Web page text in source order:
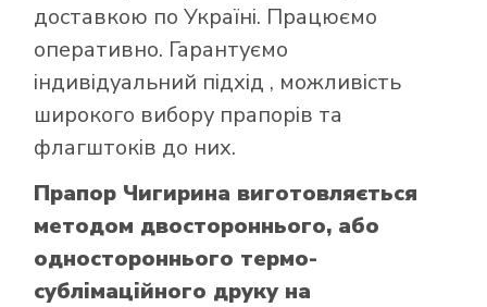
доставкою по Україні. Працюємо
оперативно. Гарантуємо
індивідуальний підхід , можливість
широкого вибору прапорів та
флагштоків до них.
Прапор Чигирина виготовляється
методом двостороннього, або
одностороннього термо-
сублімаційного друку на